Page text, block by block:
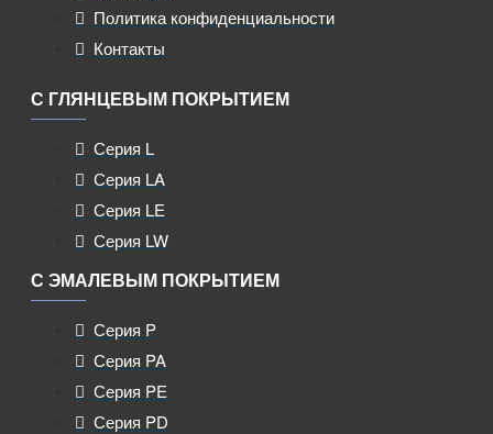
Политика конфиденциальности
Контакты
С ГЛЯНЦЕВЫМ ПОКРЫТИЕМ
Серия L
Серия LA
Серия LE
Серия LW
С ЭМАЛЕВЫМ ПОКРЫТИЕМ
Серия P
Серия PA
Серия PE
Серия PD